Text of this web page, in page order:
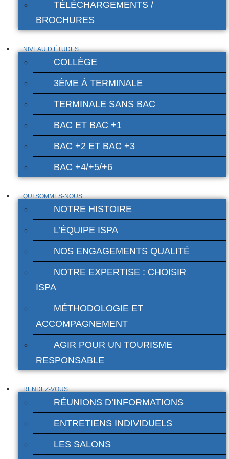
TÉLÉCHARGEMENTS /
BROCHURES
NIVEAU D’ÉTUDES
COLLÈGE
3ÈME À TERMINALE
TERMINALE SANS BAC
BAC ET BAC +1
BAC +2 ET BAC +3
BAC +4/+5/+6
QUI SOMMES-NOUS
NOTRE HISTOIRE
L’ÉQUIPE ISPA
NOS ENGAGEMENTS QUALITÉ
NOTRE EXPERTISE : CHOISIR
ISPA
MÉTHODOLOGIE ET
ACCOMPAGNEMENT
AGIR POUR UN TOURISME
RESPONSABLE
RENDEZ-VOUS
RÉUNIONS D’INFORMATIONS
ENTRETIENS INDIVIDUELS
LES SALONS